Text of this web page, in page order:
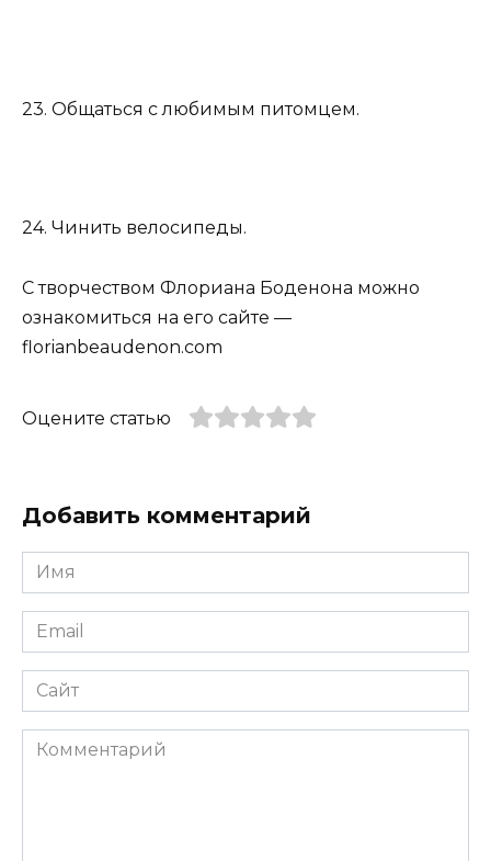
23. Общаться с любимым питомцем.
24. Чинить велосипеды.
С творчеством Флориана Боденона можно
ознакомиться на его сайте —
florianbeaudenon.com
Оцените статью
Добавить комментарий
Имя
*
Email
*
Сайт
Комментарий